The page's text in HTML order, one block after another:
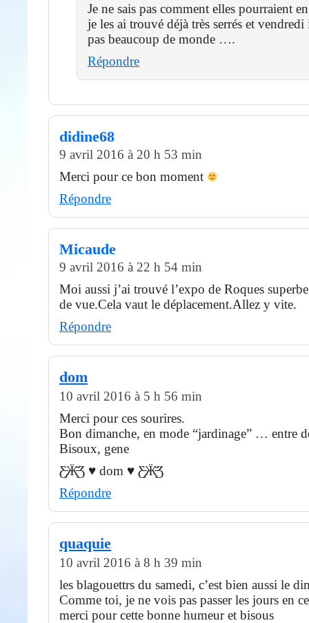
Je ne sais pas comment elles pourraient
je les ai trouvé déjà très serrés et
pas beaucoup de monde ….
Répondre
didine68
9 avril 2016 à 20 h 53 min
Merci pour ce bon moment
Répondre
Micaude
9 avril 2016 à 22 h 54 min
Moi aussi j’ai trouvé l’expo de Roques
de vue.Cela vaut le déplacement.Allez y vite.
Répondre
dom
10 avril 2016 à 5 h 56 min
Merci pour ces sourires.
Bon dimanche, en mode “jardinage” … entre
Bisoux, gene
Ƹ̵̡Ӝ̵̨̄Ʒ ♥ dom ♥ Ƹ̵̡Ӝ̵̨̄Ʒ
Répondre
quaquie
10 avril 2016 à 8 h 39 min
les blagouettrs du samedi, c’est bien aussi le
Comme toi, je ne vois pas passer les jours en
merci pour cette bonne humeur et bisous